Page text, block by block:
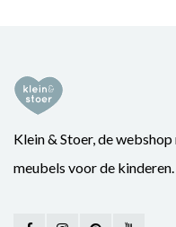
Klein & Stoer, de
meubels voor de kinderen.